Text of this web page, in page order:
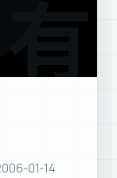
幸
01-14